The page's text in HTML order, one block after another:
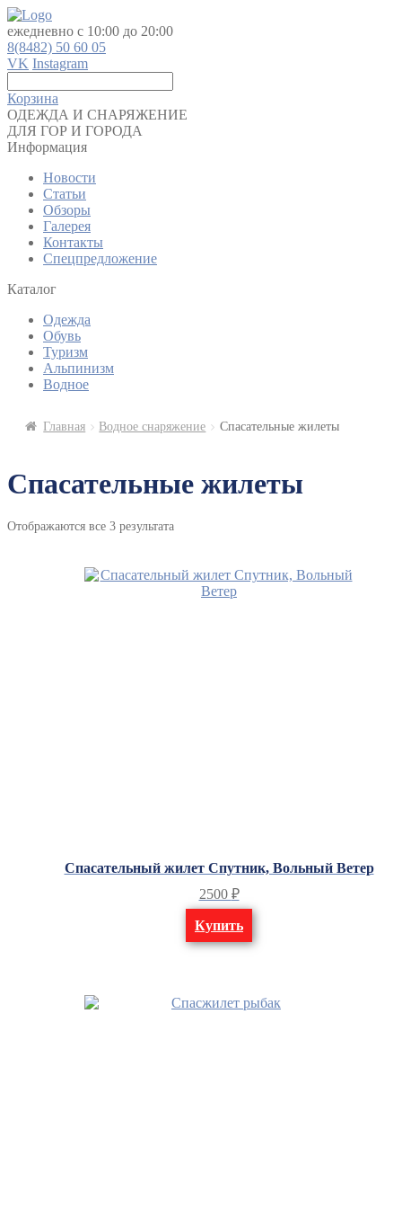
ежедневно с 10:00 до 20:00
8(8482) 50 60 05
VK Instagram
Корзина
ОДЕЖДА И СНАРЯЖЕНИЕ
ДЛЯ ГОР И ГОРОДА
Информация
Новости
Статьи
Обзоры
Галерея
Контакты
Спецпредложение
Каталог
Одежда
Обувь
Туризм
Альпинизм
Водное
Главная Водное снаряжение Спасательные жилеты
Спасательные жилеты
Отображаются все 3 результата
Спасательный жилет Cпутник, Вольный Ветер
2500 ₽
Купить